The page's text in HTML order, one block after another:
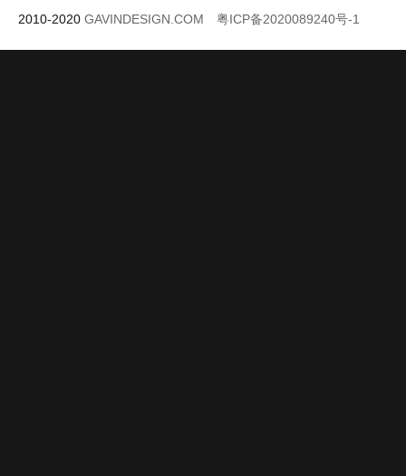
2010-2020 GAVINDESIGN.COM 粤ICP备2020089240号-1